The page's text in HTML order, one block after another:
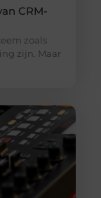
CRM-
zoals
zijn. Maar